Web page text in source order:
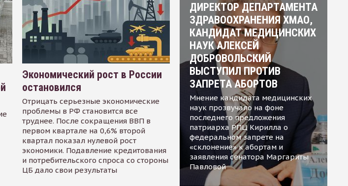
Экономический рост в России
остановился
Отрицать серьезные экономические
проблемы в РФ становится все
труднее. После сокращения ВВП в
первом квартале на 0,6% второй
квартал показал нулевой рост
экономики. Подавление кредитования
и потребительского спроса со стороны
ЦБ дало свои результаты
ДИРЕКТОР ДЕПАРТАМЕНТА
ЗДРАВООХРАНЕНИЯ ХМАО,
КАНДИДАТ МЕДИЦИНСКИХ
НАУК АЛЕКСЕЙ
ДОБРОВОЛЬСКИЙ
ВЫСТУПИЛ ПРОТИВ
ЗАПРЕТА АБОРТОВ
Мнение кандидата медицинских
наук прозвучало на фоне
последнего предложения
патриарха РПЦ Кирилла о
федеральном запрете на
«склонение» к абортам и
заявления сенатора Маргариты
Павловой